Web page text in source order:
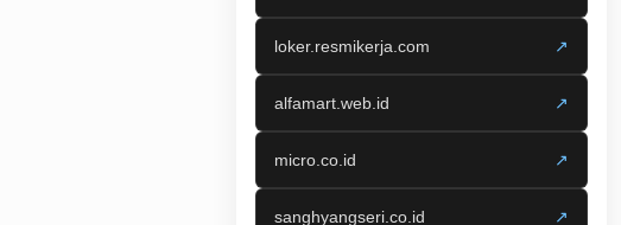
loker.resmikerja.com ↗
alfamart.web.id ↗
micro.co.id ↗
sanghyangseri.co.id ↗